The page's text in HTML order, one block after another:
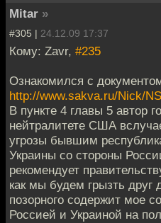
Mitar »
#305 | 24.12.09 17:37
Кому: Zavr, #235
Ознакомился с
http://www.sakva.ru/Nick/
В пункте 4 главы 5 автор
нейтралитете США
угрозы бывшим
Украины со стороны
рекомендует
как мы будем грызть друг
позорного содержит мое
Россией и Украиной на